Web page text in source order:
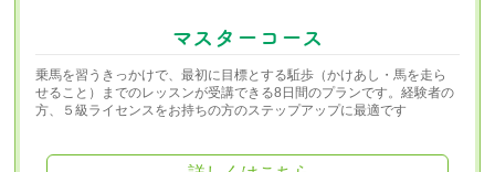
マスターコース
乗馬を習うきっかけで、最初に目標とする駈歩（かけあし・馬を走ら
せること）までのレッスンが受講できる8日間のプランです。経験者の
方、５級ライセンスをお持ちの方のステップアップに最適です